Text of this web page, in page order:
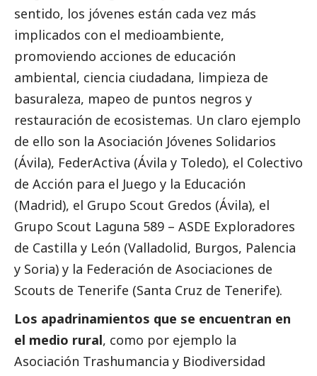
sentido, los jóvenes están cada vez más
implicados con el medioambiente,
promoviendo acciones de educación
ambiental, ciencia ciudadana, limpieza de
basuraleza, mapeo de puntos negros y
restauración de ecosistemas. Un claro ejemplo
de ello son la Asociación Jóvenes Solidarios
(Ávila), FederActiva (Ávila y Toledo), el Colectivo
de Acción para el Juego y la Educación
(Madrid), el Grupo Scout Gredos (Ávila), el
Grupo Scout Laguna 589 – ASDE Exploradores
de Castilla y León (Valladolid, Burgos, Palencia
y Soria) y la Federación de Asociaciones de
Scouts de Tenerife (Santa Cruz de Tenerife).
Los apadrinamientos que se encuentran en
el medio rural, como por ejemplo la
Asociación Trashumancia y Biodiversidad